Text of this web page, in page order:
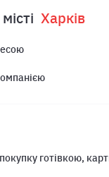
Харкiв
готівкою,